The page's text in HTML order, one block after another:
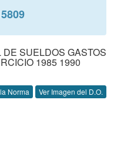
SUELDOS GASTOS
1985 1990
Norma Ver Imagen del D.O.